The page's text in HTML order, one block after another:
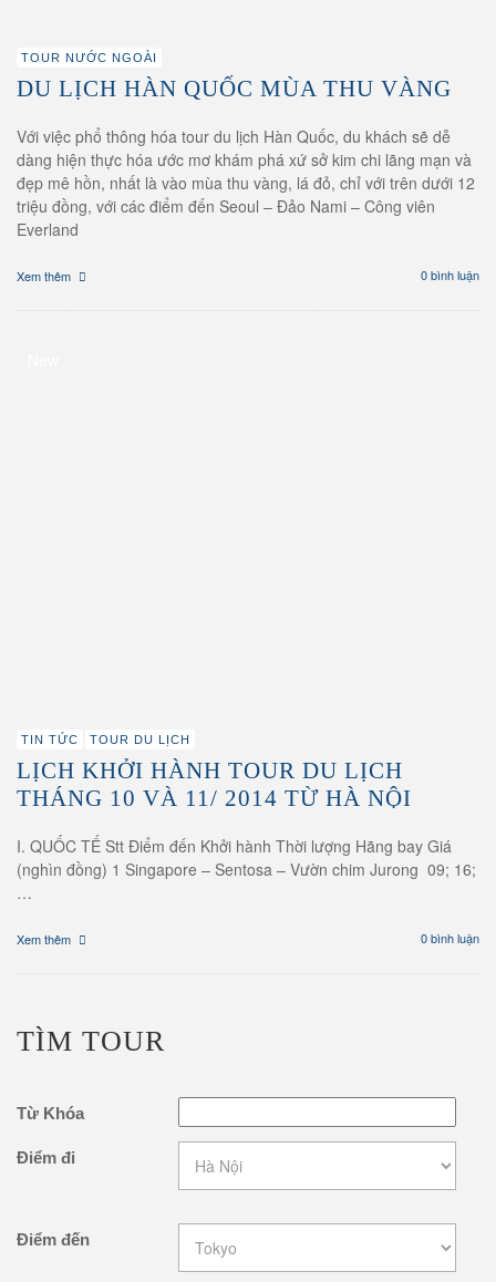
TOUR NƯỚC NGOÀI
DU LỊCH HÀN QUỐC MÙA THU VÀNG
Với việc phổ thông hóa tour du lịch Hàn Quốc, du khách sẽ dễ
dàng hiện thực hóa ước mơ khám phá xứ sở kim chi lãng mạn và
đẹp mê hồn, nhất là vào mùa thu vàng, lá đỏ, chỉ với trên dưới 12
triệu đồng, với các điểm đến Seoul – Đảo Nami – Công viên
Everland
Xem thêm 0 bình luận
TIN TỨC TOUR DU LỊCH
LỊCH KHỞI HÀNH TOUR DU LỊCH
THÁNG 10 VÀ 11/ 2014 TỪ HÀ NỘI
I. QUỐC TẾ Stt Điểm đến Khởi hành Thời lượng Hãng bay Giá
(nghìn đồng) 1 Singapore – Sentosa – Vườn chim Jurong 09; 16;
…
Xem thêm 0 bình luận
TÌM TOUR
Từ Khóa
Điểm đi
Điểm đến